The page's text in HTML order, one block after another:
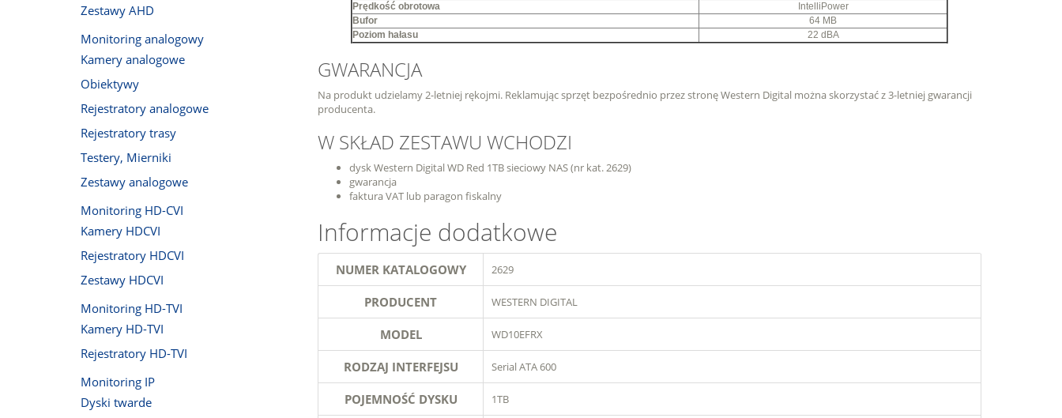
Prędkość obrotowa
IntelliPower
Bufor
64 MB
Poziom hałasu
22 dBA
GWARANCJA
Na produkt udzielamy 2-letniej rękojmi. Reklamując sprzęt bezpośrednio przez stronę Western Digital można skorzystać z 3-letniej gwarancji
producenta.
W SKŁAD ZESTAWU WCHODZI
dysk Western Digital WD Red 1TB sieciowy NAS (nr kat. 2629)
gwarancja
faktura VAT lub paragon fiskalny
Informacje dodatkowe
NUMER KATALOGOWY 2629
PRODUCENT WESTERN DIGITAL
MODEL WD10EFRX
RODZAJ INTERFEJSU Serial ATA 600
POJEMNOŚĆ DYSKU 1TB
Zestawy AHD
Monitoring analogowy
Kamery analogowe
Obiektywy
Rejestratory analogowe
Rejestratory trasy
Testery, Mierniki
Zestawy analogowe
Monitoring HD-CVI
Kamery HDCVI
Rejestratory HDCVI
Zestawy HDCVI
Monitoring HD-TVI
Kamery HD-TVI
Rejestratory HD-TVI
Monitoring IP
Dyski twarde